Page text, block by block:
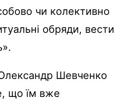
чи колективно
обряди, вести
Шевченко
що їм вже